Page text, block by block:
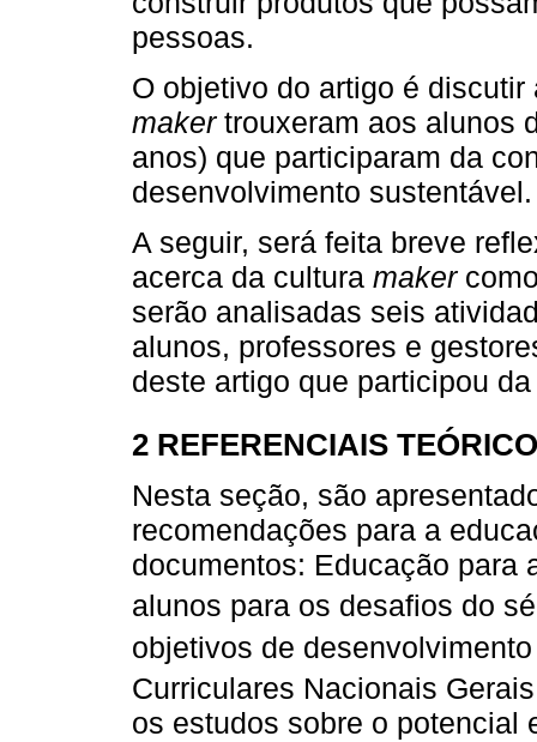
pessoas.
O objetivo do artigo é
makertrouxeram aos alunos
anos) que participaram da
desenvolvimento sustentável.
A seguir, será feita breve
acerca da cultura maker
serão analisadas seis
alunos, professores e
deste artigo que participou
2 REFERENCIAIS
Nesta seção, são
recomendações para a
documentos: Educação para
alunos para os desafios do
objetivos de
Curriculares Nacionais
os estudos sobre o